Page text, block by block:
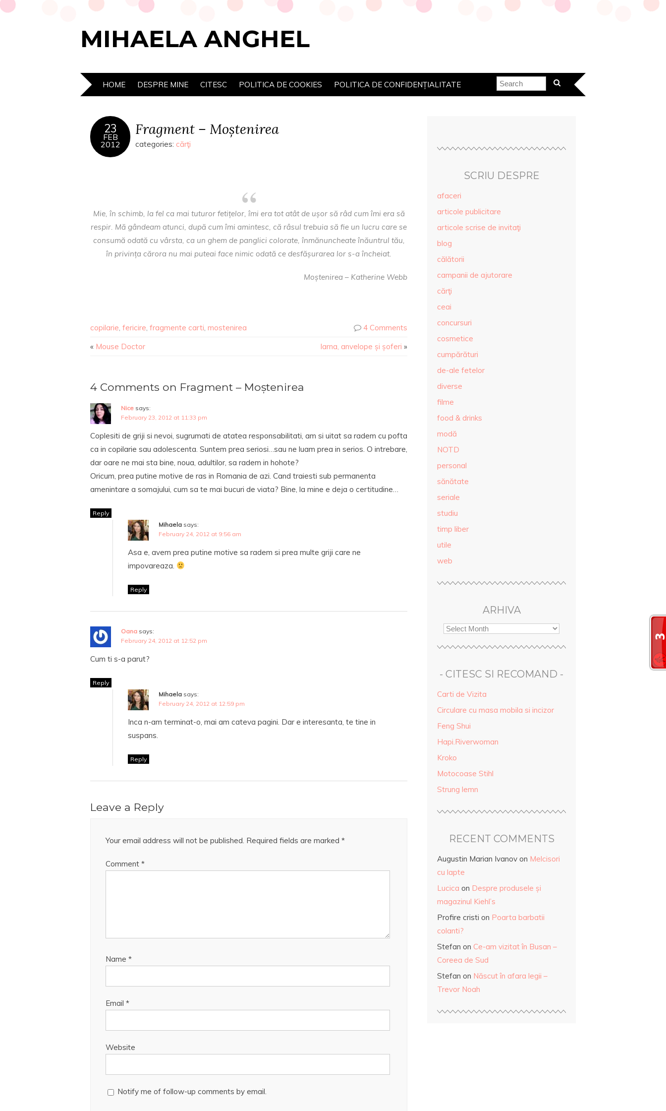
MIHAELA ANGHEL
HOME DESPRE MINE CITESC POLITICA DE COOKIES POLITICA DE CONFIDENȚIALITATE
23
FEB
2012
Fragment – Moștenirea
categories: cărţi
Mie, în schimb, la fel ca mai tuturor fetițelor, îmi era tot atât de ușor să râd cum îmi era să
respir. Mă gândeam atunci, după cum îmi amintesc, că râsul trebuia să fie un lucru care se
consumă odată cu vârsta, ca un ghem de panglici colorate, înmănuncheate înăuntrul tău,
în privința cărora nu mai puteai face nimic odată ce desfășurarea lor s-a încheiat.
Moștenirea – Katherine Webb
copilarie, fericire, fragmente carti, mostenirea
4 Comments
« Mouse Doctor Iarna, anvelope și șoferi »
4 Comments on Fragment – Moștenirea
Nice says:
February 23, 2012 at 11:33 pm
Coplesiti de griji si nevoi, sugrumati de atatea responsabilitati, am si uitat sa radem cu pofta
ca in copilarie sau adolescenta. Suntem prea seriosi…sau ne luam prea in serios. O intrebare,
dar oare ne mai sta bine, noua, adultilor, sa radem in hohote?
Oricum, prea putine motive de ras in Romania de azi. Cand traiesti sub permanenta
amenintare a somajului, cum sa te mai bucuri de viata? Bine, la mine e deja o certitudine…
Reply
Mihaela says:
February 24, 2012 at 9:56 am
Asa e, avem prea putine motive sa radem si prea multe griji care ne
impovareaza.
Reply
Oana says:
February 24, 2012 at 12:52 pm
Cum ti s-a parut?
Reply
Mihaela says:
February 24, 2012 at 12:59 pm
Inca n-am terminat-o, mai am cateva pagini. Dar e interesanta, te tine in
suspans.
Reply
Leave a Reply
Your email address will not be published. Required fields are marked *
Comment *
Name *
Email *
Website
Notify me of follow-up comments by email.
SCRIU DESPRE
afaceri
articole publicitare
articole scrise de invitaţi
blog
călătorii
campanii de ajutorare
cărţi
ceai
concursuri
cosmetice
cumpărături
de-ale fetelor
diverse
filme
food & drinks
modă
NOTD
personal
sănătate
seriale
studiu
timp liber
utile
web
ARHIVA
- CITESC SI RECOMAND -
Carti de Vizita
Circulare cu masa mobila si incizor
Feng Shui
Hapi.Riverwoman
Kroko
Motocoase Stihl
Strung lemn
RECENT COMMENTS
Augustin Marian Ivanov on Melcisori
cu lapte
Lucica on Despre produsele și
magazinul Kiehl’s
Profire cristi on Poarta barbatii
colanti?
Stefan on Ce-am vizitat în Busan –
Coreea de Sud
Stefan on Născut în afara legii –
Trevor Noah